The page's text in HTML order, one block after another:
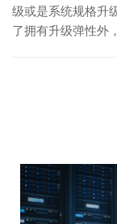
级或是系统规格升
了拥有升级弹性外